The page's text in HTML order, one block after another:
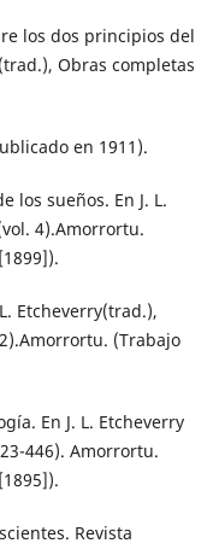
los dos principios del
Obras completas
en 1911).
los sueños. En J. L.
4).Amorrortu.
Etcheverry(trad.),
(Trabajo
En J. L. Etcheverry
446). Amorrortu.
Revista